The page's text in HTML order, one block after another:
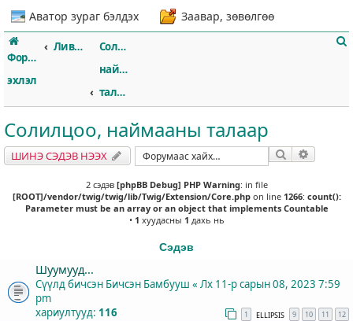
Аватор зураг бэлдэх
Заавар, зөвөлгөө
Форумын
эхлэл
Ливэрпүүл
Солилцоо,
наймааны
талаар
Солилцоо, наймааны талаар
ШИНЭ СЭДЭВ НЭЭХ Хайлт
2 сэдэв [phpBB Debug] PHP Warning: in file
[ROOT]/vendor/twig/twig/lib/Twig/Extension/Core.phpon line 1266: count():
Parameter must be an array or an object that implements Countable
• 1 хуудасны 1 дахь нь
Сэдэв
Шуумууд...
Сүүлд бичсэн Бичсэн Бамбууш « Лх 11-р сарын 08, 2023 7:59
pm
хариултууд: 116 1 ELLIPSIS 9 10 11 12